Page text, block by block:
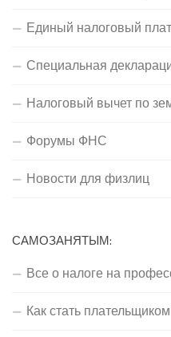
Единый налоговый
Специальная
Налоговый вычет по
Форумы ФНС
Новости для физлиц
САМОЗАНЯТЫМ:
Все о налоге на
Как стать